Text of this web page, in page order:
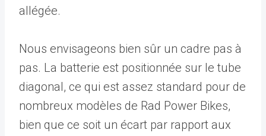
allégée.
Nous envisageons bien sûr un cadre pas à
pas. La batterie est positionnée sur le tube
diagonal, ce qui est assez standard pour de
nombreux modèles de Rad Power Bikes,
bien que ce soit un écart par rapport aux